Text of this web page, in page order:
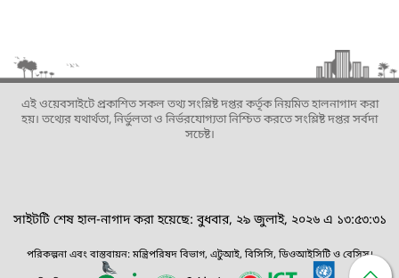
এই ওয়েবসাইটে প্রকাশিত সকল তথ্য সংশ্লিষ্ট দপ্তর কর্তৃক নিয়মিত হালনাগাদ করা
হয়। তথ্যের যথার্থতা, নির্ভুলতা ও নির্ভরযোগ্যতা নিশ্চিত করতে সংশ্লিষ্ট দপ্তর সর্বদা
সচেষ্ট।
সাইটটি শেষ হাল-নাগাদ করা হয়েছে: বুধবার, ২৯ জুলাই, ২০২৬ এ ১৩:৫৩:৩১
পরিকল্পনা এবং বাস্তবায়ন: মন্ত্রিপরিষদ বিভাগ, এটুআই, বিসিসি, ডিওআইসিটি ও বেসিস।